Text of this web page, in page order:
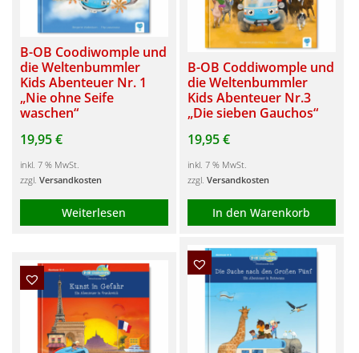
B-OB Coodiwomple und
die Weltenbummler
Kids Abenteuer Nr. 1
„Nie ohne Seife
waschen“
19,95€
inkl. 7 % MwSt.
zzgl. Versandkosten
Weiterlesen
B-OB Coddiwomple und
die Weltenbummler
Kids Abenteuer Nr.3
„Die sieben Gauchos“
19,95€
inkl. 7 % MwSt.
zzgl. Versandkosten
In den Warenkorb